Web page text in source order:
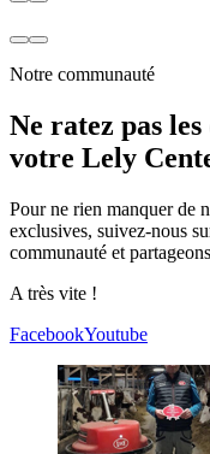
Notre communauté
Ne ratez pas
votre Lely
Pour ne rien manquer de
exclusives, suivez-nous
communauté et
A très vite !
FacebookYoutube